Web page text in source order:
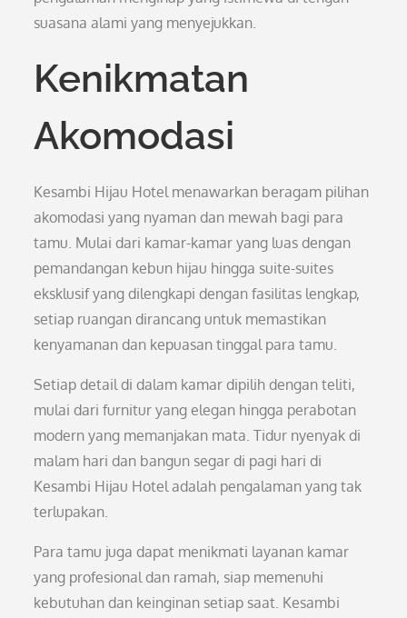
suasana alami yang menyejukkan.
Kenikmatan
Akomodasi
Kesambi Hijau Hotel menawarkan beragam pilihan
akomodasi yang nyaman dan mewah bagi para
tamu. Mulai dari kamar-kamar yang luas dengan
pemandangan kebun hijau hingga suite-suites
eksklusif yang dilengkapi dengan fasilitas lengkap,
setiap ruangan dirancang untuk memastikan
kenyamanan dan kepuasan tinggal para tamu.
Setiap detail di dalam kamar dipilih dengan teliti,
mulai dari furnitur yang elegan hingga perabotan
modern yang memanjakan mata. Tidur nyenyak di
malam hari dan bangun segar di pagi hari di
Kesambi Hijau Hotel adalah pengalaman yang tak
terlupakan.
Para tamu juga dapat menikmati layanan kamar
yang profesional dan ramah, siap memenuhi
kebutuhan dan keinginan setiap saat. Kesambi